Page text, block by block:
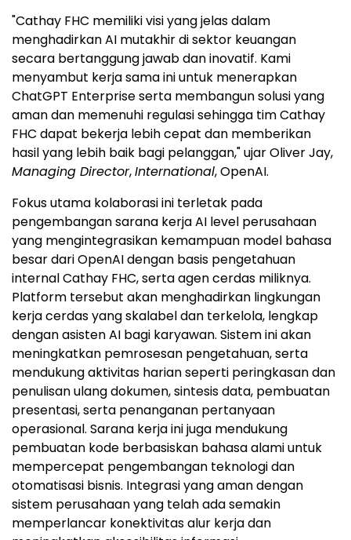
"Cathay FHC memiliki visi yang jelas dalam
menghadirkan AI mutakhir di sektor keuangan
secara bertanggung jawab dan inovatif. Kami
menyambut kerja sama ini untuk menerapkan
ChatGPT Enterprise serta membangun solusi yang
aman dan memenuhi regulasi sehingga tim Cathay
FHC dapat bekerja lebih cepat dan memberikan
hasil yang lebih baik bagi pelanggan," ujar Oliver Jay,
Managing Director,International, OpenAI.
Fokus utama kolaborasi ini terletak pada
pengembangan sarana kerja AI level perusahaan
yang mengintegrasikan kemampuan model bahasa
besar dari OpenAI dengan basis pengetahuan
internal Cathay FHC, serta agen cerdas miliknya.
Platform tersebut akan menghadirkan lingkungan
kerja cerdas yang skalabel dan terkelola, lengkap
dengan asisten AI bagi karyawan. Sistem ini akan
meningkatkan pemrosesan pengetahuan, serta
mendukung aktivitas harian seperti peringkasan dan
penulisan ulang dokumen, sintesis data, pembuatan
presentasi, serta penanganan pertanyaan
operasional. Sarana kerja ini juga mendukung
pembuatan kode berbasiskan bahasa alami untuk
mempercepat pengembangan teknologi dan
otomatisasi bisnis. Integrasi yang aman dengan
sistem perusahaan yang telah ada semakin
memperlancar konektivitas alur kerja dan